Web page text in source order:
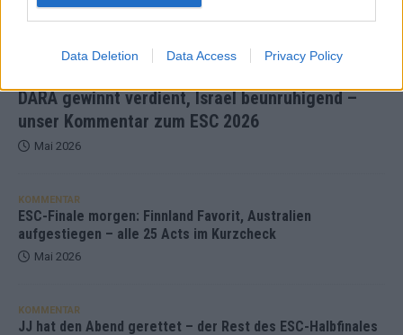
Data Deletion Data Access Privacy Policy
DARA gewinnt verdient, Israel beunruhigend –
unser Kommentar zum ESC 2026
Mai 2026
KOMMENTAR
ESC-Finale morgen: Finnland Favorit, Australien
aufgestiegen – alle 25 Acts im Kurzcheck
Mai 2026
KOMMENTAR
JJ hat den Abend gerettet – der Rest des ESC-Halbfinales